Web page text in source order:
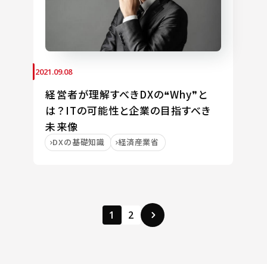
2021.09.08
経営者が理解すべきDXの❝Why❞と
は？ITの可能性と企業の目指すべき
未来像
DXの基礎知識 経済産業省
1 2